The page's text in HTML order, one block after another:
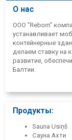
О нас
ООО "Reborn"
устанавливает
контейнерные
делаем ставку на
развитие,
Балтии.
Продукты:
Sauna Usiņš
Сауна Ахти